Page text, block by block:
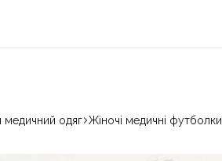
країни» 2024 і 2025
медичний одяг Жіночі медичні футболки